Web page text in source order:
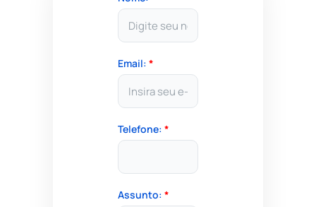
Email: *
Telefone: *
Assunto: *